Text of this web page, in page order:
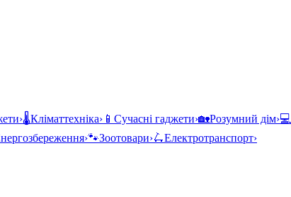
›🌡️Кліматтехніка› 📱 Сучасні гаджети›🏡Розумний дім›💻
›🐾Зоотовари›🛴Електротранспорт›